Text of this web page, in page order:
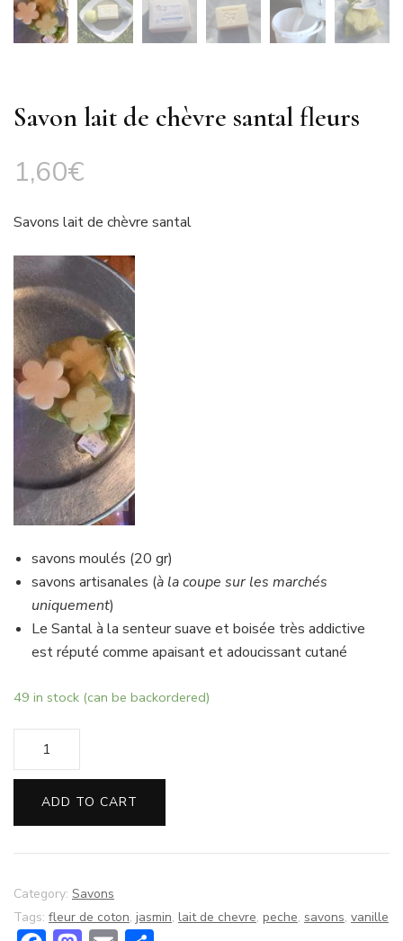
Savon lait de chèvre santal fleurs
1,60€
Savons lait de chèvre santal
savons moulés (20 gr)
savons artisanales (à la coupe sur les marchés
uniquement)
Le Santal à la senteur suave et boisée très addictive
est réputé comme apaisant et adoucissant cutané
49 in stock (can be backordered)
Savon
chèvre
fleurs
ADD TO CART
Category: Savons
Tags: fleur de coton, jasmin, lait de chevre, peche, savons, vanille